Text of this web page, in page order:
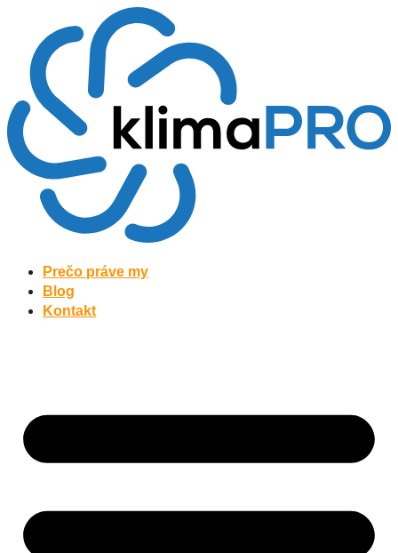
obsah
Prečo práve my
Blog
Kontakt